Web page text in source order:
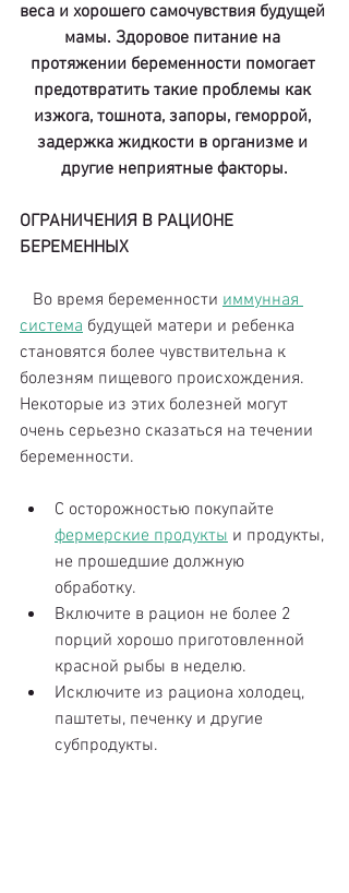
веса и хорошего самочувствия будущей
мамы. Здоровое питание на
протяжении беременности помогает
предотвратить такие проблемы как
изжога, тошнота, запоры, геморрой,
задержка жидкости в организме и
другие неприятные факторы.
ОГРАНИЧЕНИЯ В РАЦИОНЕ
БЕРЕМЕННЫХ
   Во время беременности
иммунная
система будущей матери и ребенка
становятся более чувствительна к
болезням пищевого происхождения.
Некоторые из этих болезней могут
очень серьезно сказаться на течении
беременности.
С осторожностью покупайте
фермерские продукты и продукты,
не прошедшие должную
обработку.
Включите в рацион не более 2
порций хорошо приготовленной
красной рыбы в неделю.
Исключите из рациона холодец,
паштеты, печенку и другие
субпродукты.